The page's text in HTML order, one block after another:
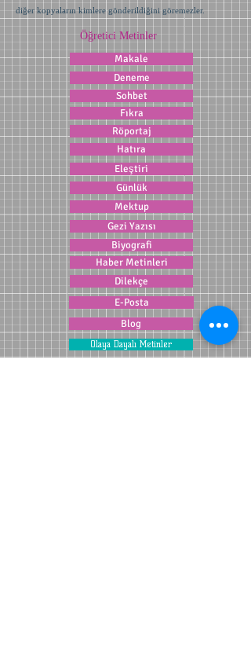
diğer kopyaların kimlere gönderildiğini göremezler.
Öğretici Metinler
Makale
Deneme
Sohbet
Fıkra
Röportaj
Hatıra
Eleştiri
Günlük
Mektup
Gezi Yazısı
Biyografi
Haber Metinleri
Dilekçe
E-Posta
Blog
Olaya Dayalı Metinler